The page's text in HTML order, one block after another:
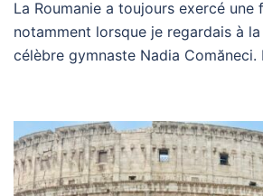
La Roumanie a toujours exercé une
notamment lorsque je regardais à
célèbre gymnaste Nadia